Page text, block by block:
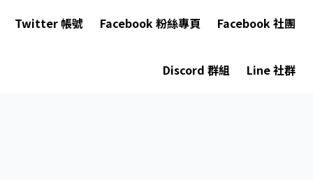
Twitter 帳號 Facebook 粉絲專頁 Facebook 社團
Discord 群組 Line 社群